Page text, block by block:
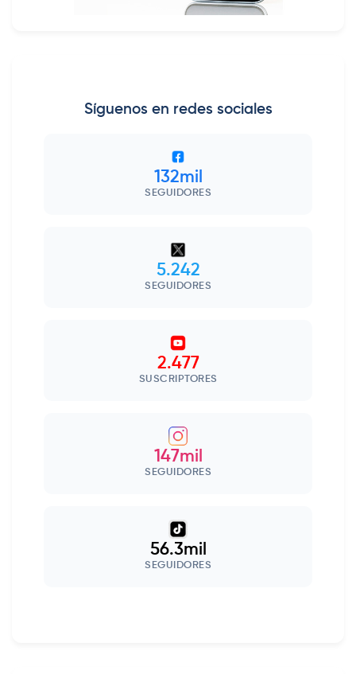
Síguenos en redes sociales
132mil
SEGUIDORES
5.242
SEGUIDORES
2.477
SUSCRIPTORES
147mil
SEGUIDORES
56.3mil
SEGUIDORES